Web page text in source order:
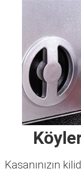
Kasanınızın